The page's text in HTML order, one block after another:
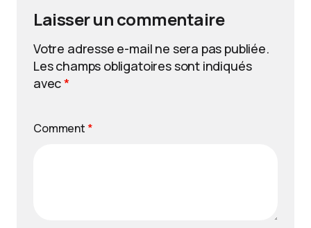
Laisser un commentaire
Votre adresse e-mail ne sera pas publiée.
Les champs obligatoires sont indiqués
avec*
Comment *